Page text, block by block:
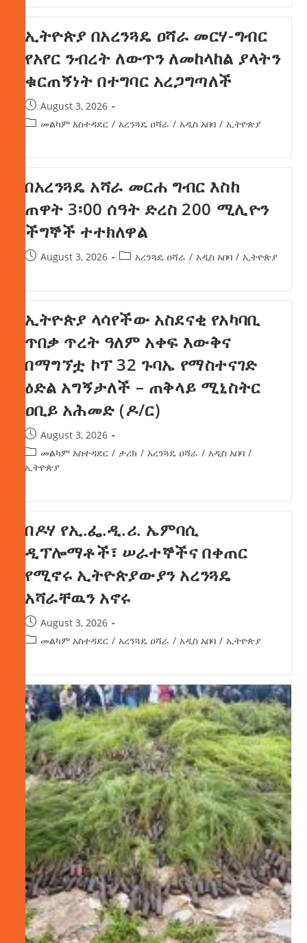
ኢትዮጵያ በአረንጓዴ ዐሻራ መርሃ-ግብር
የአየር ንብረት ለውጥን ለመከላከል ያላትን
ቁርጠኝነት በተግባር አረጋግጣለች
August 3, 2026
መልካም አስተዳደር / አረንጓዴ ዐሻራ / አዲስ አበባ / ኢትዮጵያ
በአረንጓዴ አሻራ መርሐ ግብር እስከ
ጠዋት 3፡00 ሰዓት ድረስ 200 ሚሊዮን
ችግኞች ተተክለዋል
August 3, 2026 አረንጓዴ ዐሻራ / አዲስ አበባ / ኢትዮጵያ
ኢትዮጵያ ላሳየችው አስደናቂ የአካባቢ
ጥበቃ ጥረት ዓለም አቀፍ እውቅና
በማግኘቷ ኮፕ 32 ጉባኤ የማስተናገድ
ዕድል አግኝታለች – ጠቅላይ ሚኒስትር
ዐቢይ አሕመድ (ዶ/ር)
August 3, 2026
መልካም አስተዳደር / ታሪክ / አረንጓዴ ዐሻራ / አዲስ አበባ /
ኢትዮጵያ
በዶሃ የኢ.ፌ.ዲ.ሪ. ኤምባሲ
ዲፕሎማቶች፣ ሠራተኞችና በቀጠር
የሚኖሩ ኢትዮጵያውያን አረንጓዴ
አሻራቸዉን አኖሩ
August 3, 2026
መልካም አስተዳደር / አረንጓዴ ዐሻራ / አዲስ አበባ / ኢትዮጵያ